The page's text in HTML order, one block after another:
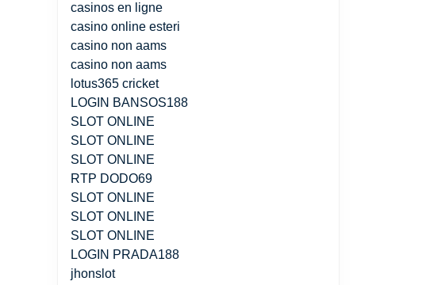
casinos en ligne
casino online esteri
casino non aams
casino non aams
lotus365 cricket
LOGIN BANSOS188
SLOT ONLINE
SLOT ONLINE
SLOT ONLINE
RTP DODO69
SLOT ONLINE
SLOT ONLINE
SLOT ONLINE
LOGIN PRADA188
jhonslot